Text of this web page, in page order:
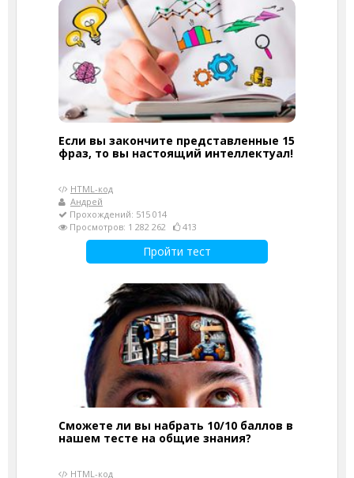
Если вы закончите представленные 15
фраз, то вы настоящий интеллектуал!
HTML-код
Андрей
Прохождений: 515 014
Просмотров: 1 282 262
413
Пройти тест
Сможете ли вы набрать 10/10 баллов в
нашем тесте на общие знания?
HTML-код